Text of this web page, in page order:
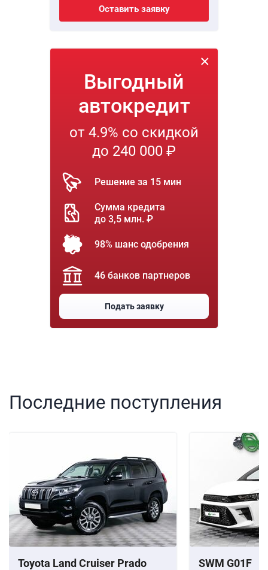
Оставить заявку
Выгодный
автокредит
от 4.9% со скидкой
до 240 000 ₽
Решение за 15 мин
Сумма кредита
до 3,5 млн. ₽
98% шанс одобрения
46 банков партнеров
Подать заявку
Последние поступления
Toyota Land Cruiser Prado SWM G01F